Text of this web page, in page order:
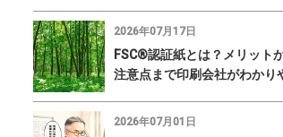
2026年07月17日
FSC®認証紙とは？メリット
注意点まで印刷会社がわかり
2026年07月01日